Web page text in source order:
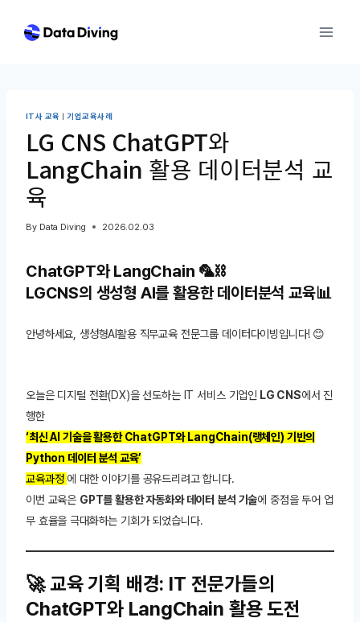
IT사 교육 |기업교육사례
LG CNS ChatGPT와
LangChain 활용 데이터분석 교
육
By Data Diving 2026.02.03
ChatGPT와 LangChain 🦜⛓️
LGCNS의 생성형 AI를 활용한 데이터분석 교육📊
안녕하세요, 생성형AI활용 직무교육 전문그룹 데이터다이빙입니다! 😊
오늘은 디지털 전환(DX)을 선도하는 IT 서비스 기업인 LG CNS에서 진
행한
‘최신 AI 기술을 활용한 ChatGPT와 LangChain(랭체인) 기반의
Python 데이터 분석 교육’
교육과정 에 대한 이야기를 공유드리려고 합니다.
이번 교육은 GPT를 활용한 자동화와 데이터 분석 기술에 중점을 두어 업
무 효율을 극대화하는 기회가 되었습니다.
🚀 교육 기획 배경: IT 전문가들의
ChatGPT와 LangChain 활용 도전